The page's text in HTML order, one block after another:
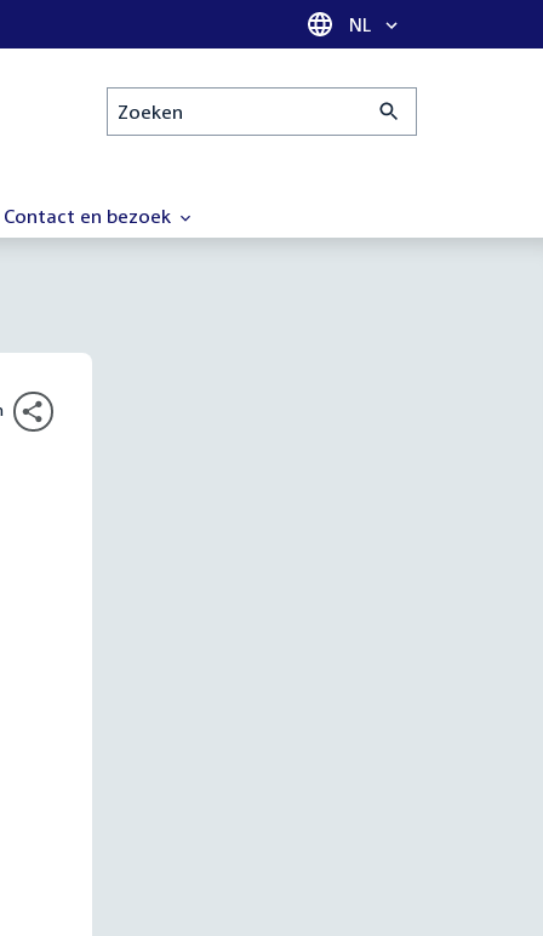
Taal selectie
NL
Zoeken
Contact en bezoek